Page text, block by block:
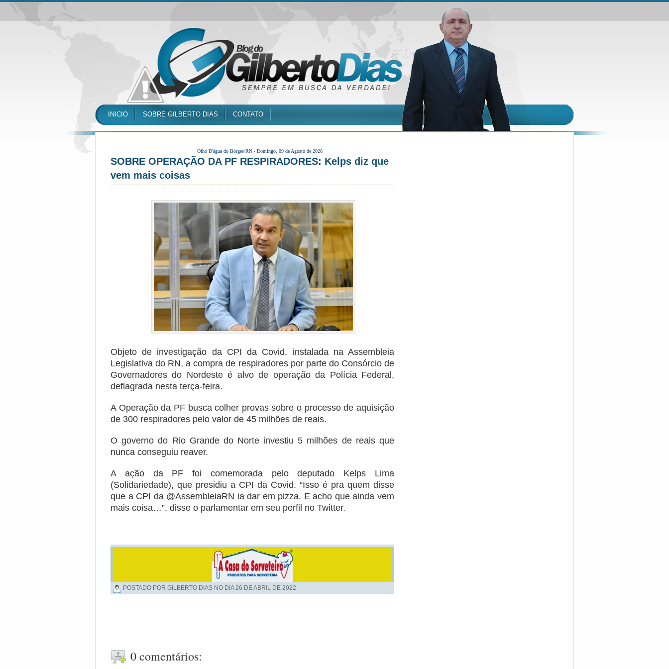
INICIO SOBRE GILBERTO DIAS CONTATO
Olho D'água do Borges/RN - Domingo, 09 de Agosto de 2026
SOBRE OPERAÇÃO DA PF RESPIRADORES: Kelps diz que
vem mais coisas
Objeto de investigação da CPI da Covid, instalada na Assembleia
Legislativa do RN, a compra de respiradores por parte do Consórcio de
Governadores do Nordeste é alvo de operação da Polícia Federal,
deflagrada nesta terça-feira.
A Operação da PF busca colher provas sobre o processo de aquisição
de 300 respiradores pelo valor de 45 milhões de reais.
O governo do Rio Grande do Norte investiu 5 milhões de reais que
nunca conseguiu reaver.
A ação da PF foi comemorada pelo deputado Kelps Lima
(Solidariedade), que presidiu a CPI da Covid. “Isso é pra quem disse
que a CPI da @AssembleiaRN ia dar em pizza. E acho que ainda vem
mais coisa…”, disse o parlamentar em seu perfil no Twitter.
POSTADO POR GILBERTO DIAS NO DIA26 DE ABRIL DE 2022
0 comentários: